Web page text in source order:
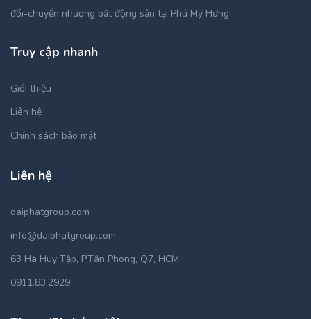
đổi-chuyển nhượng bất động sản tại Phú Mỹ Hưng.
Truy cập nhanh
Giới thiệu
Liên hệ
Chính sách bảo mật
Liên hệ
daiphatgroup.com
info@daiphatgroup.com
63 Hà Huy Tập, P.Tân Phong, Q7, HCM
0911.83.2929